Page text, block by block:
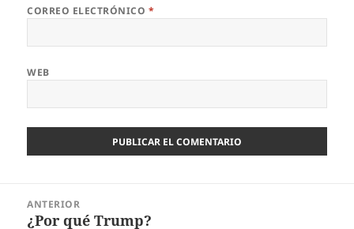
CORREO ELECTRÓNICO *
WEB
ANTERIOR
Entrada
¿Por qué Trump?